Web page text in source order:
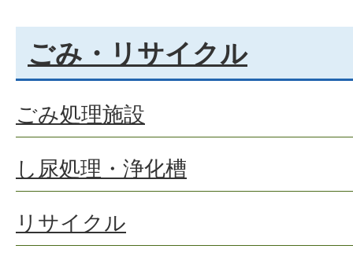
ごみ・リサイクル
ごみ処理施設
し尿処理・浄化槽
リサイクル